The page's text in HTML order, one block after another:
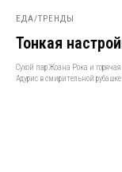
ЕДА/ТРЕНДЫ
Тонкая
Сухой пар Жоана Рока и
Адурис в смирительной